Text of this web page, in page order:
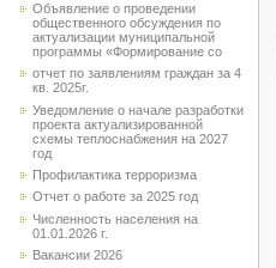
Объявление о проведении
общественного обсуждения по
актуализации муниципальной
программы «Формирование со
отчет по заявлениям граждан за 4
кв. 2025г.
Уведомление о начале разработки
проекта актуализированной
схемы теплоснабжения на 2027
год
Профилактика терроризма
Отчет о работе за 2025 год
Численность населения на
01.01.2026 г.
Вакансии 2026